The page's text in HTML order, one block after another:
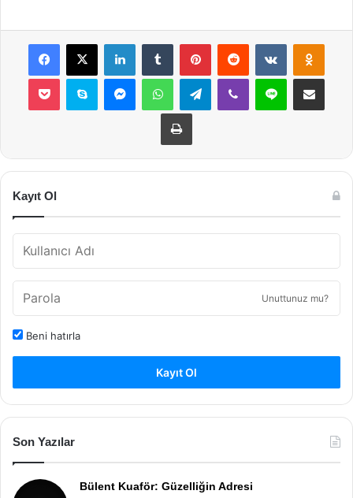
Facebook
X LinkedInTumblr PinterestReddit VKontakte
Pocket Skype MessengerWhatsAppTelegramViber Line E-Posta ile
Yazdır
Kayıt Ol
Unuttunuz mu?
Beni hatırla
Kayıt Ol
Son Yazılar
Bülent Kuaför: Güzelliğin Adresi